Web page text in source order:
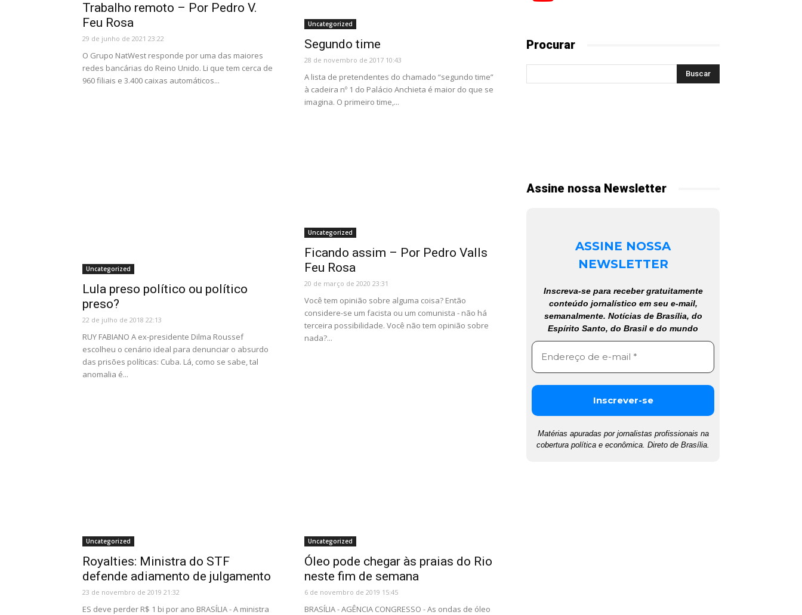
Trabalho remoto – Por Pedro V.
Feu Rosa
29 de junho de 2021 23:22
O Grupo NatWest responde por uma das maiores
redes bancárias do Reino Unido. Li que tem cerca de
960 filiais e 3.400 caixas automáticos...
Uncategorized
Segundo time
28 de novembro de 2017 10:43
A lista de pretendentes do chamado “segundo time”
à cadeira nº 1 do Palácio Anchieta é maior do que se
imagina. O primeiro time,...
Uncategorized
Lula preso político ou político
preso?
22 de julho de 2018 22:13
RUY FABIANO A ex-presidente Dilma Roussef
escolheu o cenário ideal para denunciar o absurdo
das prisões políticas: Cuba. Lá, como se sabe, tal
anomalia é...
Uncategorized
Ficando assim – Por Pedro Valls
Feu Rosa
20 de março de 2020 23:31
Você tem opinião sobre alguma coisa? Então
considere-se um facista ou um comunista - não há
terceira possibilidade. Você não tem opinião sobre
nada?...
Uncategorized
Royalties: Ministra do STF
defende adiamento de julgamento
23 de novembro de 2019 21:32
ES deve perder R$ 1 bi por ano BRASÍLIA - A ministra
Uncategorized
Óleo pode chegar às praias do Rio
neste fim de semana
6 de novembro de 2019 15:45
BRASÍLIA - AGÊNCIA CONGRESSO - As ondas de óleo
Procurar
Assine nossa Newsletter
ASSINE NOSSA
NEWSLETTER
Inscreva-se para receber gratuitamente
conteúdo jornalístico em seu e-mail,
semanalmente. Notícias de Brasília, do
Espírito Santo, do Brasil e do mundo
Matérias apuradas por jornalistas profissionais na
cobertura política e econômica. Direto de Brasília.